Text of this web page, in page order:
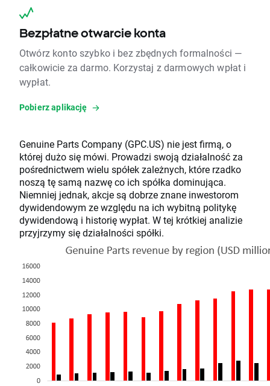
Bezpłatne otwarcie konta
Otwórz konto szybko i bez zbędnych formalności —
całkowicie za darmo. Korzystaj z darmowych wpłat i
wypłat.
Pobierz aplikację
Genuine Parts Company (GPC.US) nie jest firmą, o
której dużo się mówi. Prowadzi swoją działalność za
pośrednictwem wielu spółek zależnych, które rzadko
noszą tę samą nazwę co ich spółka dominująca.
Niemniej jednak, akcje są dobrze znane inwestorom
dywidendowym ze względu na ich wybitną politykę
dywidendową i historię wypłat. W tej krótkiej analizie
przyjrzymy się działalności spółki.